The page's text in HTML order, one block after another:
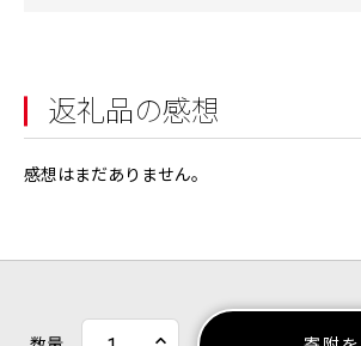
返礼品の感想
感想はまだありません。